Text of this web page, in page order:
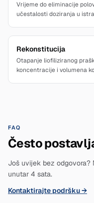
Vrijeme do eliminacije
učestalosti doziranja u
Rekonstitucija
Otapanje liofiliziranog
koncentracije i volumena
FAQ
Često
Još uvijek bez odgovora?
unutar 4 sata.
Kontaktirajte podršku→